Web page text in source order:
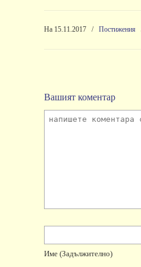
На 15.11.2017 / Постижения
Вашият коментар
Име (задължително)